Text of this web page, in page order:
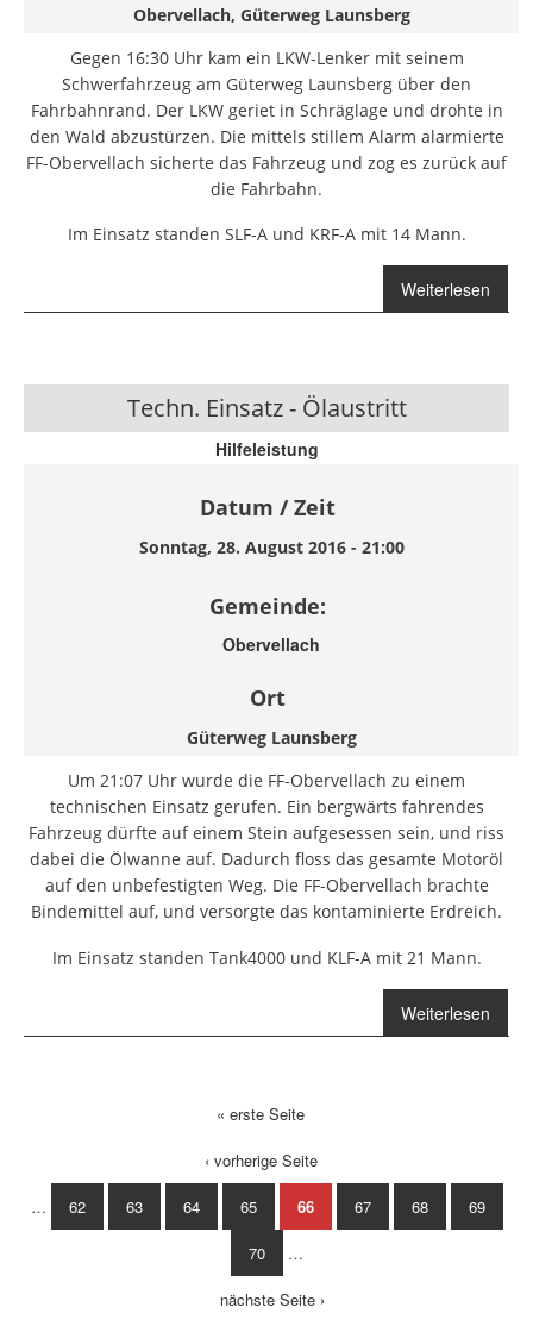
Obervellach, Güterweg Launsberg
Gegen 16:30 Uhr kam ein LKW-Lenker mit seinem
Schwerfahrzeug am Güterweg Launsberg über den
Fahrbahnrand. Der LKW geriet in Schräglage und drohte in
den Wald abzustürzen. Die mittels stillem Alarm alarmierte
FF-Obervellach sicherte das Fahrzeug und zog es zurück auf
die Fahrbahn.
Im Einsatz standen SLF-A und KRF-A mit 14 Mann.
Weiterlesen
über LKW-
Bergung
Techn. Einsatz - Ölaustritt
Hilfeleistung
Datum / Zeit
Sonntag, 28. August 2016 - 21:00
Gemeinde:
Obervellach
Ort
Güterweg Launsberg
Um 21:07 Uhr wurde die FF-Obervellach zu einem
technischen Einsatz gerufen. Ein bergwärts fahrendes
Fahrzeug dürfte auf einem Stein aufgesessen sein, und riss
dabei die Ölwanne auf. Dadurch floss das gesamte Motoröl
auf den unbefestigten Weg. Die FF-Obervellach brachte
Bindemittel auf, und versorgte das kontaminierte Erdreich.
Im Einsatz standen Tank4000 und KLF-A mit 21 Mann.
Weiterlesen
über Techn.
Einsatz -
« erste Seite
‹ vorherige Seite
… 62 63 64 65 66 67 68 69
70 …
nächste Seite ›